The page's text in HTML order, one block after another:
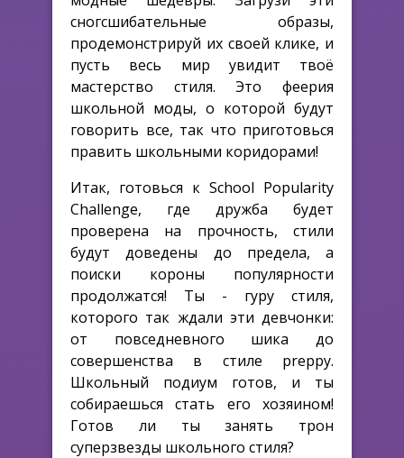
сногсшибательные образы,
продемонстрируй их своей клике, и
пусть весь мир увидит твоё
мастерство стиля. Это феерия
школьной моды, о которой будут
говорить все, так что приготовься
править школьными коридорами!
Итак, готовься к School Popularity
Challenge, где дружба будет
проверена на прочность, стили
будут доведены до предела, а
поиски короны популярности
продолжатся! Ты - гуру стиля,
которого так ждали эти девчонки:
от повседневного шика до
совершенства в стиле preppy.
Школьный подиум готов, и ты
собираешься стать его хозяином!
Готов ли ты занять трон
суперзвезды школьного стиля?